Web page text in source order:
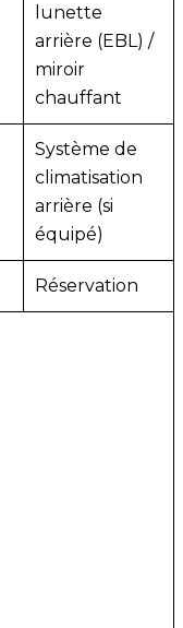
lunette
arrière (EBL) /
miroir
chauffant
Système de
climatisation
arrière (si
équipé)
Réservation